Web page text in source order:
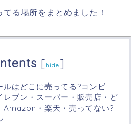
る場所をまとめました！
[hide ]
ルはどこに売ってる?コンビ
レブン・スーパー・販売店・ど
Amazon・楽天・売ってない?